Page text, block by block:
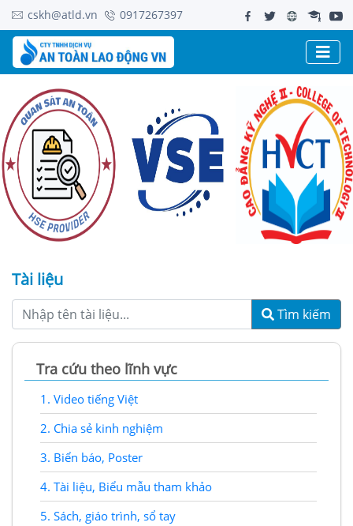
cskh@atld.vn 0917267397
Tài liệu
Tìm kiếm
Tra cứu theo lĩnh vực
1. Video tiếng Việt
2. Chia sẻ kinh nghiệm
3. Biển báo, Poster
4. Tài liệu, Biểu mẫu tham khảo
5. Sách, giáo trình, sổ tay